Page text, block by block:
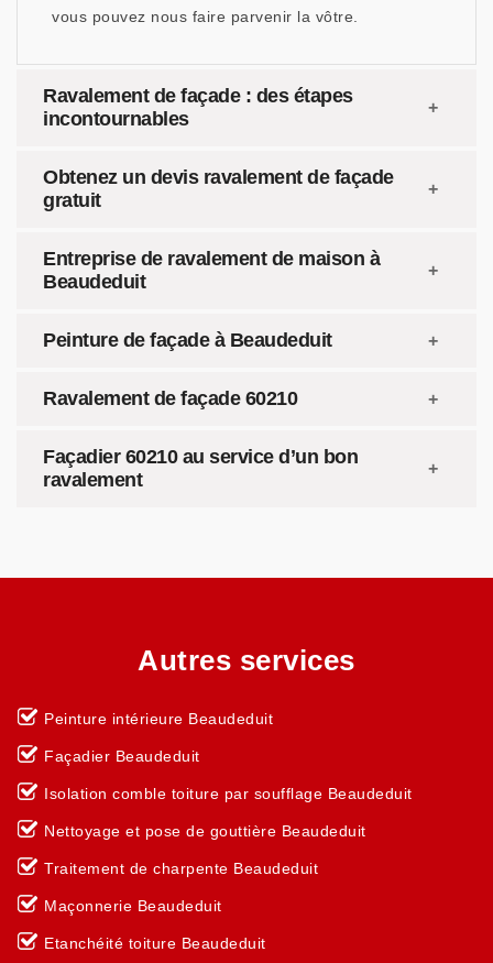
vous pouvez nous faire parvenir la vôtre.
Ravalement de façade : des étapes
incontournables
Obtenez un devis ravalement de façade
gratuit
Entreprise de ravalement de maison à
Beaudeduit
Peinture de façade à Beaudeduit
Ravalement de façade 60210
Façadier 60210 au service d’un bon
ravalement
Autres services
Peinture intérieure Beaudeduit
Façadier Beaudeduit
Isolation comble toiture par soufflage Beaudeduit
Nettoyage et pose de gouttière Beaudeduit
Traitement de charpente Beaudeduit
Maçonnerie Beaudeduit
Etanchéité toiture Beaudeduit